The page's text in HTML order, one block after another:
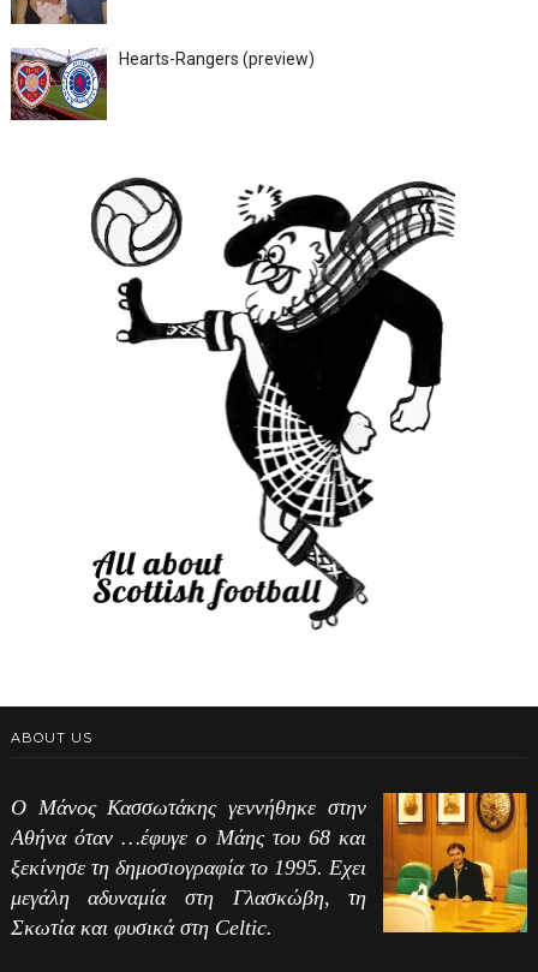
Hearts-Rangers (preview)
ABOUT US
Ο Μάνος Κασσωτάκης γεννήθηκε στην
Αθήνα όταν …έφυγε ο Μάης του 68 και
ξεκίνησε τη δημοσιογραφία το 1995. Εχει
μεγάλη αδυναμία στη Γλασκώβη, τη
Σκωτία και φυσικά στη Celtic.